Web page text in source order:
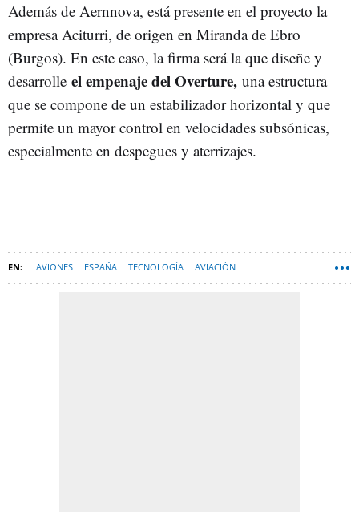
Además de Aernnova, está presente en el proyecto la
empresa Aciturri, de origen en Miranda de Ebro
(Burgos). En este caso, la firma será la que diseñe y
desarrolle el empenaje del Overture, una estructura
que se compone de un estabilizador horizontal y que
permite un mayor control en velocidades subsónicas,
especialmente en despegues y aterrizajes.
AVIONES ESPAÑA TECNOLOGÍA AVIACIÓN